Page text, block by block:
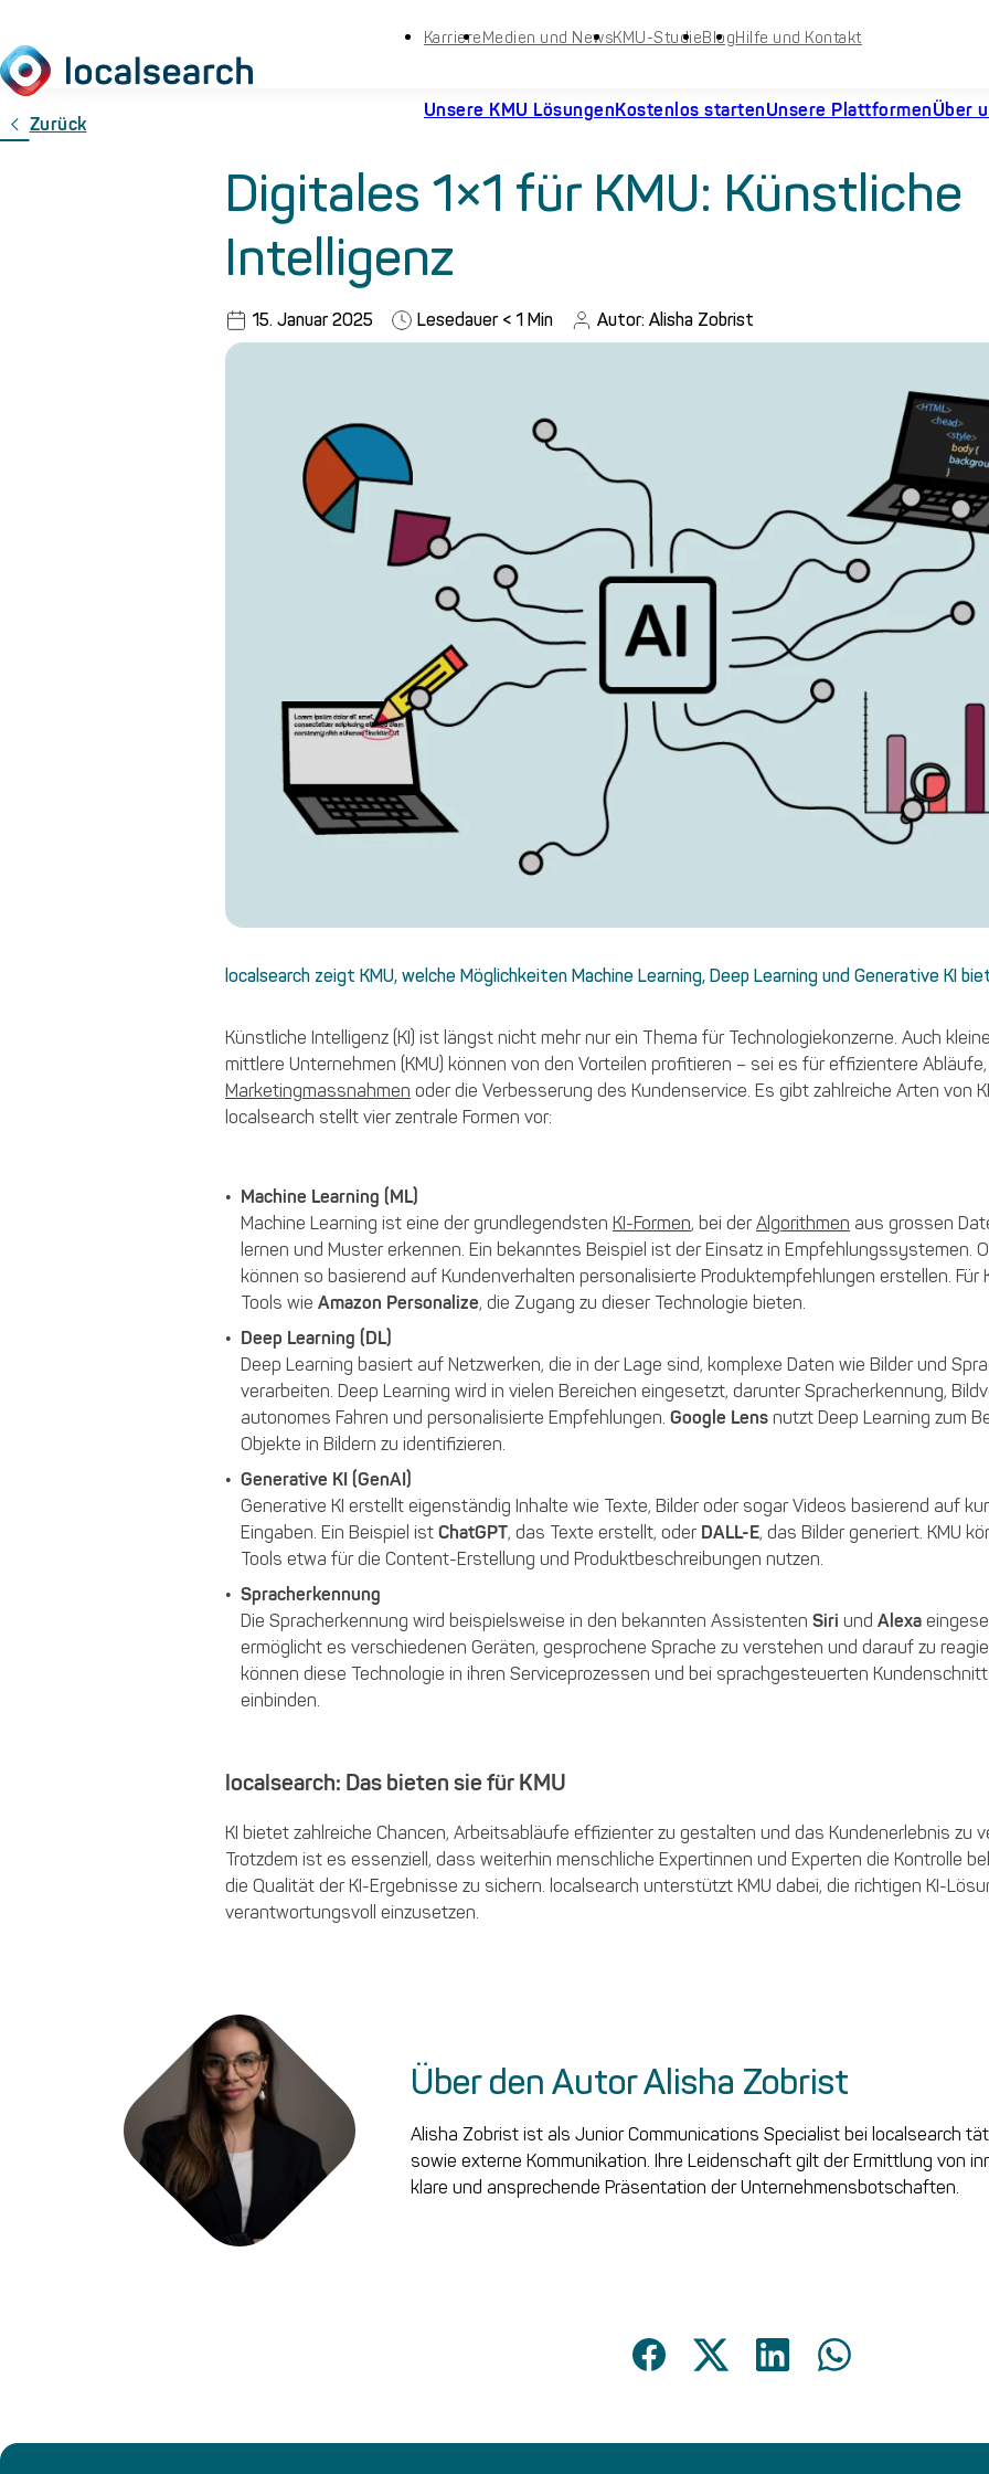
Karriere Medien und NewsKMU-StudieBlogHilfe und Kontakt
Unsere KMU LösungenKostenlos startenUnsere PlattformenÜber
Zurück
Digitales 1×1 für KMU: Künstliche
Intelligenz
15. Januar 2025 Lesedauer < 1 Min Autor: Alisha Zobrist
localsearch zeigt KMU, welche Möglichkeiten Machine Learning, Deep Learning und Generative KI
Künstliche Intelligenz (KI) ist längst nicht mehr nur ein Thema für Technologiekonzerne. Auch
mittlere Unternehmen (KMU) können von den Vorteilen profitieren – sei es für effizientere
Marketingmassnahmen oder die Verbesserung des Kundenservice. Es gibt zahlreiche Arten von
localsearch stellt vier zentrale Formen vor:
Machine Learning (ML)
Machine Learning ist eine der grundlegendsten KI-Formen, bei derAlgorithmen aus grossen
lernen und Muster erkennen. Ein bekanntes Beispiel ist der Einsatz in Empfehlungssystemen.
können so basierend auf Kundenverhalten personalisierte Produktempfehlungen erstellen. Für
Tools wie Amazon Personalize, die Zugang zu dieser Technologie bieten.
Deep Learning (DL)
Deep Learning basiert auf Netzwerken, die in der Lage sind, komplexe Daten wie Bilder und
verarbeiten. Deep Learning wird in vielen Bereichen eingesetzt, darunter Spracherkennung,
autonomes Fahren und personalisierte Empfehlungen. Google Lens nutzt Deep Learning zum
Objekte in Bildern zu identifizieren.
Generative KI (GenAI)
Generative KI erstellt eigenständig Inhalte wie Texte, Bilder oder sogar Videos basierend auf
Eingaben. Ein Beispiel ist ChatGPT, das Texte erstellt, oder DALL-E, das Bilder generiert. KMU
Tools etwa für die Content-Erstellung und Produktbeschreibungen nutzen.
Spracherkennung
Die Spracherkennung wird beispielsweise in den bekannten Assistenten Siri und Alexa
ermöglicht es verschiedenen Geräten, gesprochene Sprache zu verstehen und darauf zu
können diese Technologie in ihren Serviceprozessen und bei sprachgesteuerten
einbinden.
localsearch: Das bieten sie für KMU
KI bietet zahlreiche Chancen, Arbeitsabläufe effizienter zu gestalten und das Kundenerlebnis zu
Trotzdem ist es essenziell, dass weiterhin menschliche Expertinnen und Experten die Kontrolle
die Qualität der KI-Ergebnisse zu sichern. localsearch unterstützt KMU dabei, die richtigen KI-
verantwortungsvoll einzusetzen.
Über den Autor Alisha Zobrist
Alisha Zobrist ist als Junior Communications Specialist bei localsearch
sowie externe Kommunikation. Ihre Leidenschaft gilt der Ermittlung von
klare und ansprechende Präsentation der Unternehmensbotschaften.